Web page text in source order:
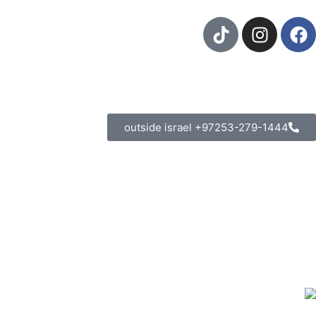
outside israel +97253-279-1444